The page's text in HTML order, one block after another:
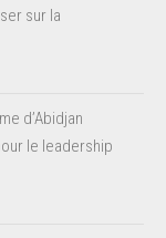
sur la
d’Abidjan
le leadership